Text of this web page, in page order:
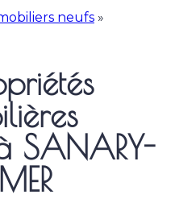
neufs »
SANARY-